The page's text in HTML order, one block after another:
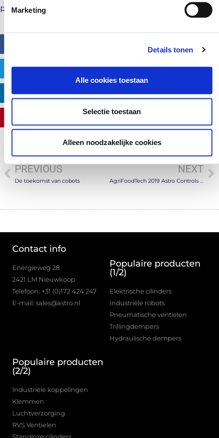
Marketing
Details tonen
Alle cookies toestaan
Selectie toestaan
Alleen noodzakelijke cookies
Registratie link
TWITTER
LINKEDIN
PREVIOUS
De toekomst van cobots
NEXT
AgriFoodTech 2019 Astro Controls aanwezig op AgriFoodTech 2019
Contact info
Energieweg 28
2421 LM Nieuwkoop
Telefoon: +31 (0)172 424 247
E-mail: sales@astro.nl
Populaire producten
(1/2)
Elektrische cilinders
Industriële robots
Pneumatische ventielen
Trillingdempers
Hydraulische dempers
Populaire producten
(2/2)
Industriële koppelingen
Klemmen
Luchtverzorging
RVS Ventielen